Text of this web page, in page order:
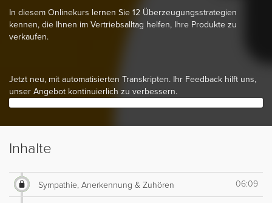
In diesem Onlinekurs lernen Sie 12 Überzeugungsstrategien
kennen, die Ihnen im Vertriebsalltag helfen, Ihre Produkte zu
verkaufen.
Jetzt neu, mit automatisierten Transkripten. Ihr Feedback hilft uns,
unser Angebot kontinuierlich zu verbessern.
Inhalte
Sympathie, Anerkennung & Zuhören 06:09